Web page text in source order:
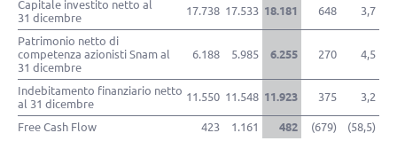
Capitale investito netto al
31 dicembre
17.738 17.533 18.181 648 3,7
Patrimonio netto di
competenza azionisti Snam al
31 dicembre
6.188 5.985 6.255 270 4,5
Indebitamento finanziario netto
al 31 dicembre
11.550 11.548 11.923 375 3,2
Free Cash Flow 423 1.161 482 (679) (58,5)